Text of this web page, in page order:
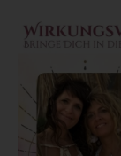
Online-
„Wirkungsvoll
Bringe
dich